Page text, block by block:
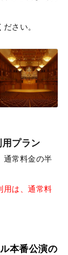
さい。
開催以外に 収録利
プラン
通常料金の半
用は、通常料
本番公演の